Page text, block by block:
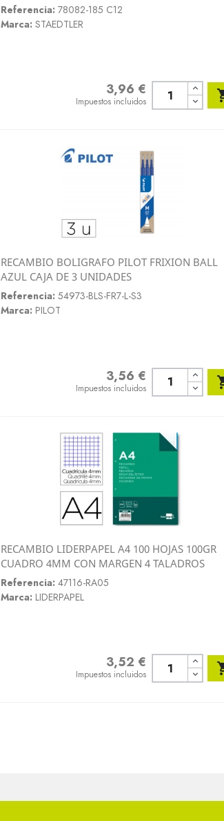
Referencia: 78082-185 C12
Marca: STAEDTLER
3,96 €
Impuestos incluidos
Vista rápida
RECAMBIO BOLIGRAFO PILOT FRIXION BALL
AZUL CAJA DE 3 UNIDADES
Referencia: 54973-BLS-FR7-L-S3
Marca: PILOT
3,56 €
Impuestos incluidos
Vista rápida
RECAMBIO LIDERPAPEL A4 100 HOJAS 100GR
CUADRO 4MM CON MARGEN 4 TALADROS
Referencia: 47116-RA05
Marca: LIDERPAPEL
3,52 €
Impuestos incluidos